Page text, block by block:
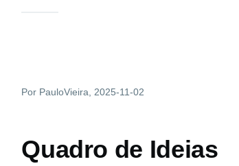
Por PauloVieira, 2025-11-02
Quadro de Ideias